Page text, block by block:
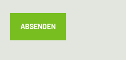
ABSENDEN